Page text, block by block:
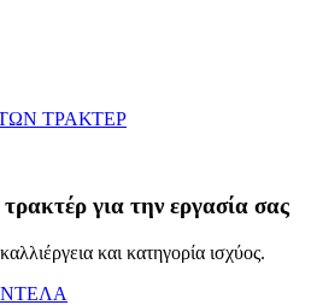
ΤΡΑΚΤΕΡ
για την εργασία σας
και κατηγορία ισχύος.